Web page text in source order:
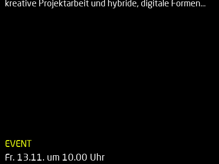
kreative Projektarbeit und hybride, digitale Formen…
EVENT
Fr. 13.11. um 10.00 Uhr